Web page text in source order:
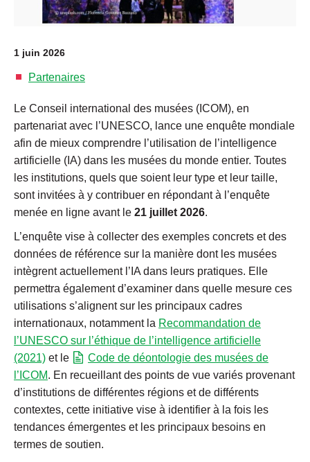
1 juin 2026
Partenaires
Le Conseil international des musées (ICOM), en
partenariat avec l’UNESCO, lance une enquête mondiale
afin de mieux comprendre l’utilisation de l’intelligence
artificielle (IA) dans les musées du monde entier. Toutes
les institutions, quels que soient leur type et leur taille,
sont invitées à y contribuer en répondant à l’enquête
menée en ligne avant le 21 juillet 2026.
L’enquête vise à collecter des exemples concrets et des
données de référence sur la manière dont les musées
intègrent actuellement l’IA dans leurs pratiques. Elle
permettra également d’examiner dans quelle mesure ces
utilisations s’alignent sur les principaux cadres
internationaux, notamment la Recommandation de
l’UNESCO sur l’éthique de l’intelligence artificielle
(2021) et le
Code de déontologie des musées de
l’ICOM. En recueillant des points de vue variés provenant
d’institutions de différentes régions et de différents
contextes, cette initiative vise à identifier à la fois les
tendances émergentes et les principaux besoins en
termes de soutien.